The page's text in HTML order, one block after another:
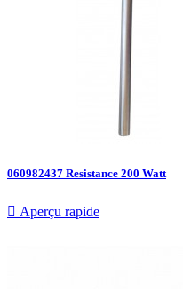
060982437 Resistance 200 Watt
 Aperçu rapide